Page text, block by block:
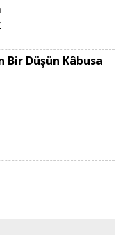
Bir Düşün Kâbusa